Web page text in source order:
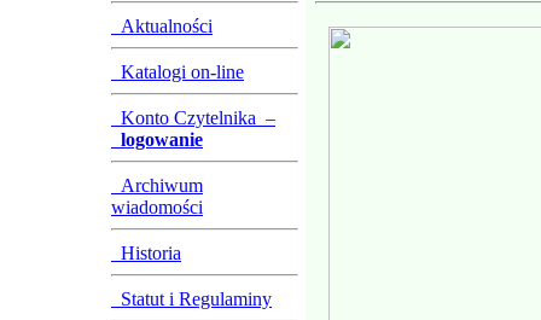
Aktualności
Katalogi on-line
Konto Czytelnika –
logowanie
Archiwum
wiadomości
Historia
Statut i Regulaminy